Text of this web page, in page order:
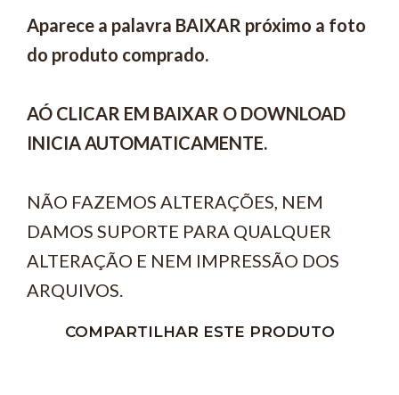
Aparece a palavra BAIXAR próximo a foto
do produto comprado.
AÓ CLICAR EM BAIXAR O DOWNLOAD
INICIA AUTOMATICAMENTE.
NÃO FAZEMOS ALTERAÇÕES, NEM
DAMOS SUPORTE PARA QUALQUER
ALTERAÇÃO E NEM IMPRESSÃO DOS
ARQUIVOS.
COMPARTILHAR ESTE PRODUTO